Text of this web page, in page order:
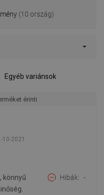
(10 ország)
Egyéb variánsok
érinti
10-2021
könnyű
Hibák -